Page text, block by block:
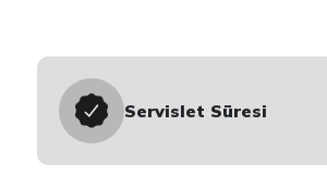
Servislet Süresi